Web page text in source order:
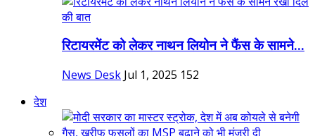
रिटायरमेंट को लेकर नाथन लियोन ने फैंस के सामने...
News Desk Jul 1, 2025 152
देश